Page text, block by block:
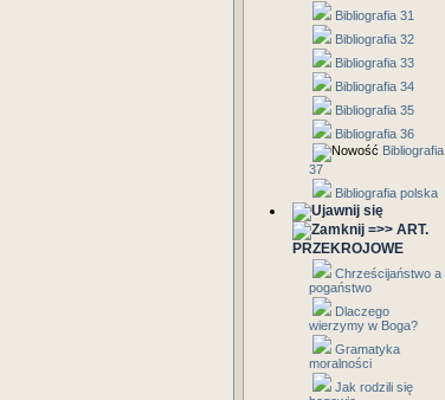
Bibliografia 31
Bibliografia 32
Bibliografia 33
Bibliografia 34
Bibliografia 35
Bibliografia 36
Bibliografia
37
Bibliografia polska
=>> ART.
PRZEKROJOWE
Chrześcijaństwo a
pogaństwo
Dlaczego
wierzymy w Boga?
Gramatyka
moralności
Jak rodzili się